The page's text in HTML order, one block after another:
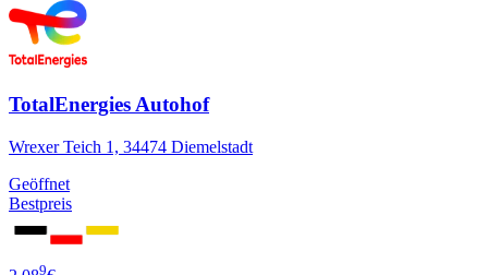
TotalEnergies Autohof
Wrexer Teich 1, 34474 Diemelstadt
Geöffnet
Bestpreis
9